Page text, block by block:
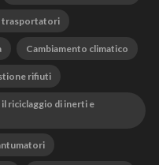
trasportatori
Cambiamento climatico
rifiuti
riciclaggio di inerti e